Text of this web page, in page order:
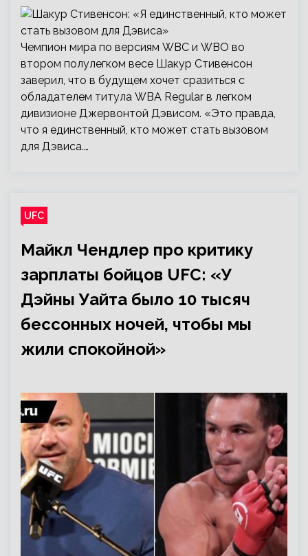
Чемпион мира по версиям WBC и WBO во
втором полулегком весе Шакур Стивенсон
заверил, что в будущем хочет сразиться с
обладателем титула WBA Regular в легком
дивизионе Джервонтой Дэвисом. «Это правда,
что я единственный, кто может стать вызовом
для Дэвиса.…
UFC
Майкл Чендлер про критику
зарплаты бойцов UFC: «У
Дэйны Уайта было 10 тысяч
бессонных ночей, чтобы мы
жили спокойной»